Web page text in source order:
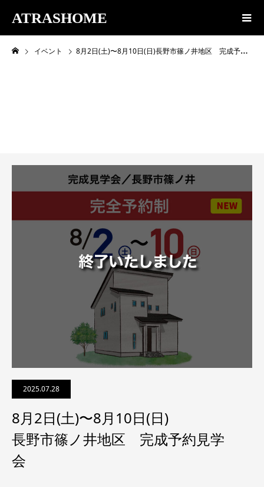
ATRASHOME
イベント 8月2日(土)〜8月10日(日)長野市篠ノ井地区 完成予約見学会
2025.07.28
8月2日(土)〜8月10日(日)
長野市篠ノ井地区 完成予約見学
会